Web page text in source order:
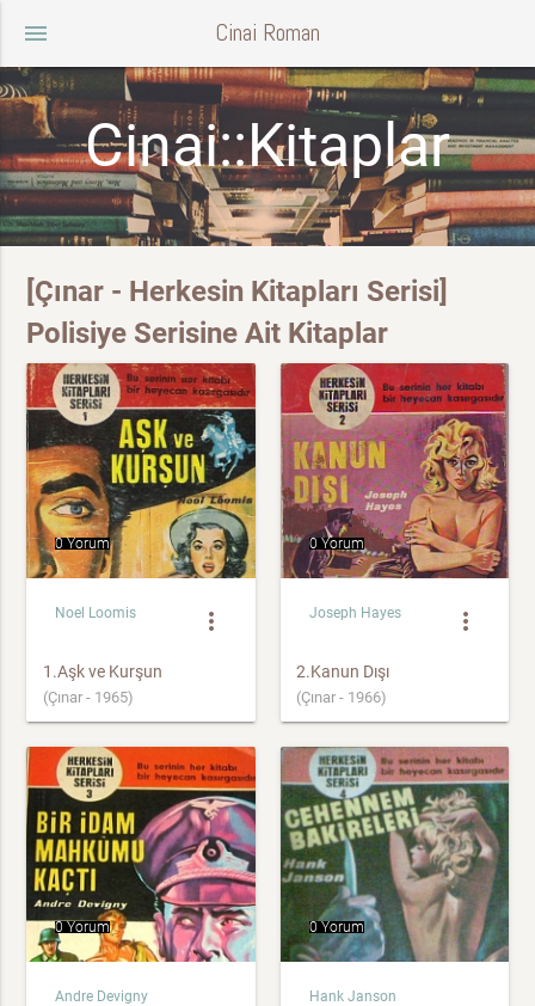
menu Cinai Roman
Cinai::Kitaplar
[Çınar - Herkesin Kitapları Serisi]
Polisiye Serisine Ait Kitaplar
0 Yorum
Noel Loomis more_vert
1.Aşk ve Kurşun
(Çınar - 1965)
0 Yorum
Joseph Hayes more_vert
2.Kanun Dışı
(Çınar - 1966)
0 Yorum
Andre Devigny
0 Yorum
Hank Janson